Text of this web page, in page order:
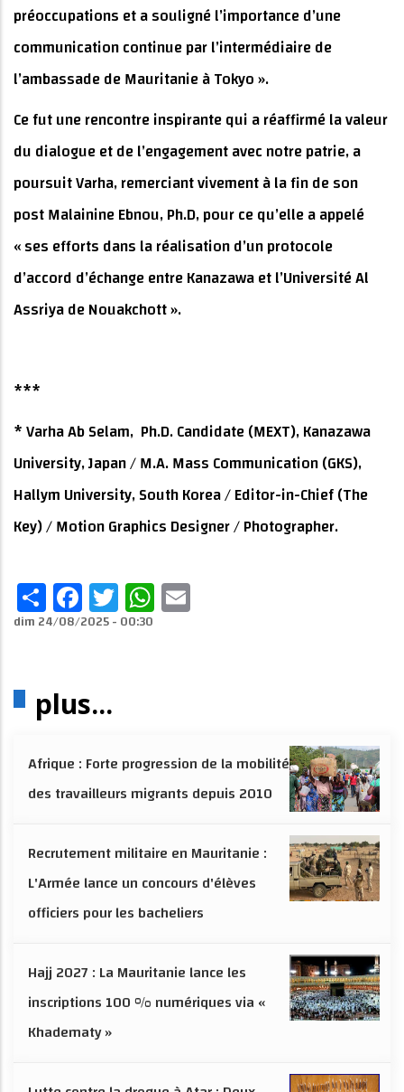
préoccupations et a souligné l’importance d’une
communication continue par l’intermédiaire de
l’ambassade de Mauritanie à Tokyo ».
Ce fut une rencontre inspirante qui a réaffirmé la valeur
du dialogue et de l’engagement avec notre patrie, a
poursuit Varha, remerciant vivement à la fin de son
post Malainine Ebnou, Ph.D, pour ce qu’elle a appelé
« ses efforts dans la réalisation d’un protocole
d’accord d’échange entre Kanazawa et l’Université Al
Assriya de Nouakchott ».
***
* Varha Ab Selam, Ph.D. Candidate (MEXT), Kanazawa
University, Japan / M.A. Mass Communication (GKS),
Hallym University, South Korea / Editor-in-Chief (The
Key) / Motion Graphics Designer / Photographer.
ShareFacebook
TwitterWhatsApp
dim 24/08/2025 - 00:30
plus...
Afrique : Forte progression de la mobilité
des travailleurs migrants depuis 2010
Recrutement militaire en Mauritanie :
L'Armée lance un concours d'élèves
officiers pour les bacheliers
Hajj 2027 : La Mauritanie lance les
inscriptions 100 % numériques via «
Khadematy »